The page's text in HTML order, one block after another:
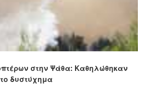
στην Ψάθα: Καθηλώθηκαν
δυστύχημα